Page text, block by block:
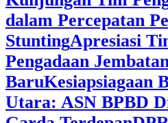
dalam Percepatan
StuntingApresiasi
Pengadaan
BaruKesiapsiagaan
Utara: ASN BPBD